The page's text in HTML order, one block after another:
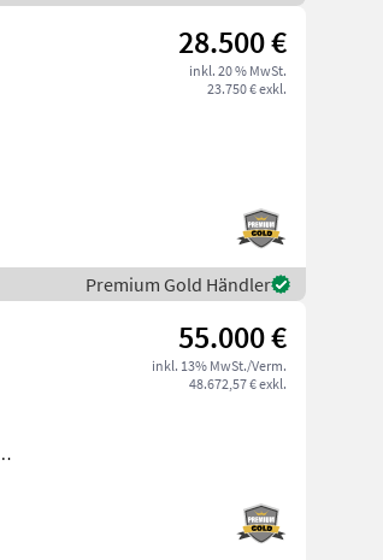
28.500 €
inkl. 20 % MwSt.
23.750 € exkl.
Premium Gold Händler
55.000 €
inkl. 13% MwSt./Verm.
48.672,57 € exkl.